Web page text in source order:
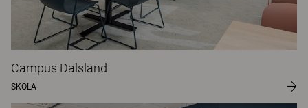
Campus Dalsland
SKOLA